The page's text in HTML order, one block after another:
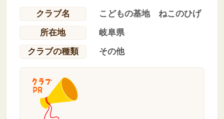
クラブ名
こどもの基地 ねこのひげ
所在地
岐阜県
クラブの種類
その他